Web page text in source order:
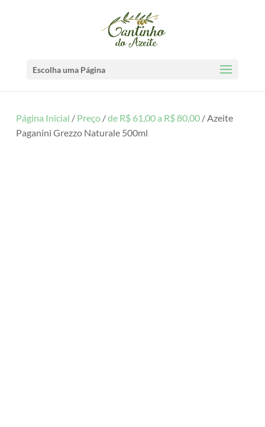
Escolha uma Página
Página Inicial / Preço/de R$ 61,00 a R$ 80,00/ Azeite
Paganini Grezzo Naturale 500ml